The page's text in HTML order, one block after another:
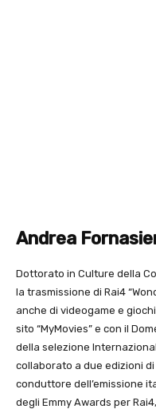
Andrea
Dottorato in Culture della
la trasmissione di Rai4
anche di videogame e
sito “MyMovies” e con il
della selezione
collaborato a due edizioni
conduttore dell’emissione
degli Emmy Awards per